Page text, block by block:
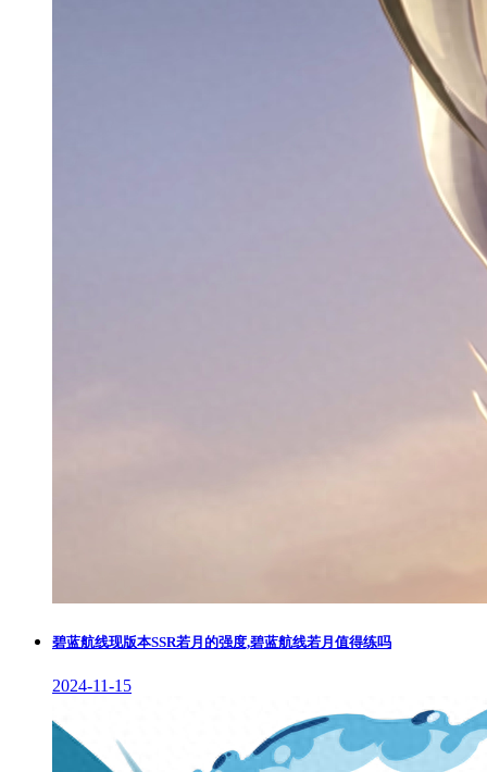
碧蓝航线现版本SSR若月的强度,碧蓝航线若月值得练吗
2024-11-15